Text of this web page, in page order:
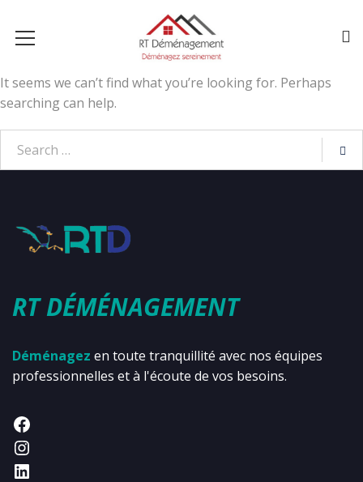
It seems we can’t find what you’re looking for. Perhaps
searching can help.
RT DÉMÉNAGEMENT
Déménagez en toute tranquillité avec nos équipes
professionnelles et à l'écoute de vos besoins.